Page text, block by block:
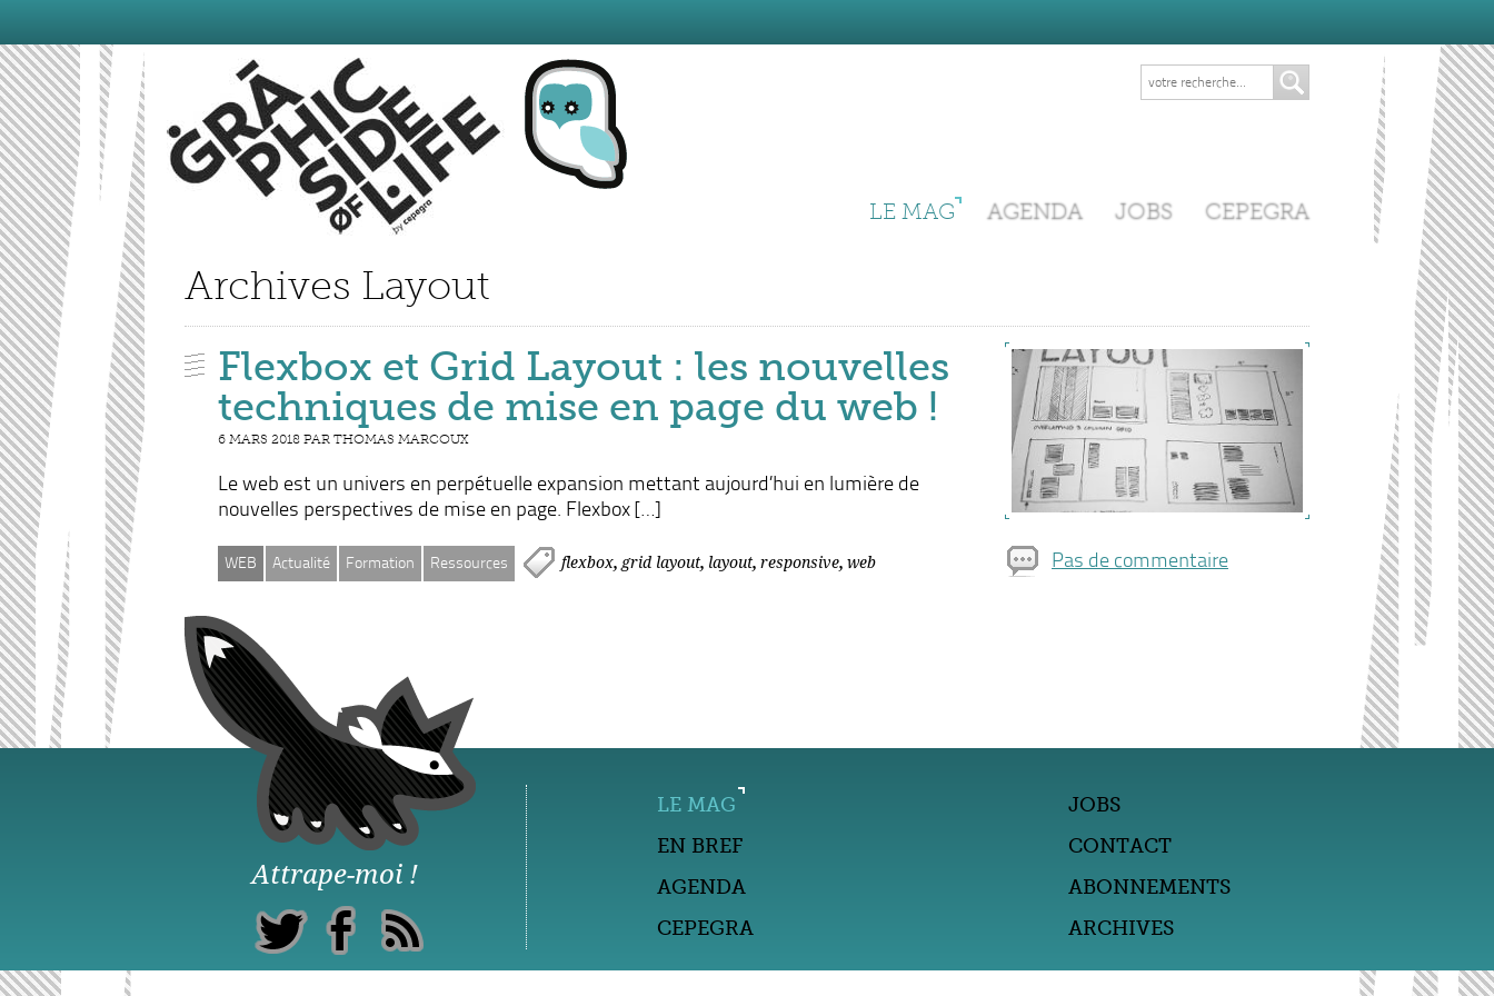
LE MAG AGENDA JOBS CEPEGRA
Archives Layout
Flexbox et Grid Layout : les nouvelles
techniques de mise en page du web !
6 MARS 2018 PAR THOMAS MARCOUX
Le web est un univers en perpétuelle expansion mettant aujourd’hui en lumière de
nouvelles perspectives de mise en page. Flexbox […]
Pas de commentaire
WEB Actualité Formation Ressources flexbox, grid layout, layout, responsive, web
LE MAG
EN BREF
AGENDA
CEPEGRA
JOBS
CONTACT
ABONNEMENTS
ARCHIVES
Attrape-moi !